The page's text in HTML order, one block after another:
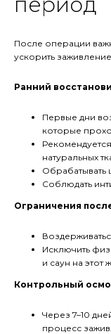
После операции
ускорить
Ранний
Первые дни
которые
натуральных
Обрабатывать
Соблюдать
Ограничения
Исключить
и саун на этот
Контрольный
Через 7–10
процесс